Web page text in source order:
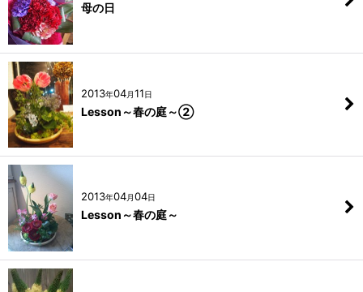
母の日
2013年04月11日
Lesson～春の庭～②
2013年04月04日
Lesson～春の庭～